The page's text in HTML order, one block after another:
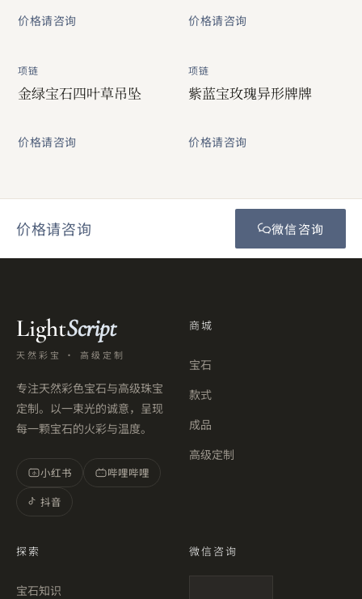
价格请咨询 价格请咨询
项链
金绿宝石四叶草吊坠
价格请咨询
项链
紫蓝宝玫瑰异形牌牌
价格请咨询
价格请咨询 微信咨询
LightScript
天然彩宝 · 高级定制
专注天然彩色宝石与高级珠宝
定制。以一束光的诚意，呈现
每一颗宝石的火彩与温度。
小 小红书
哔哩哔哩
抖音
商城
宝石
款式
成品
高级定制
探索
宝石知识
微信咨询